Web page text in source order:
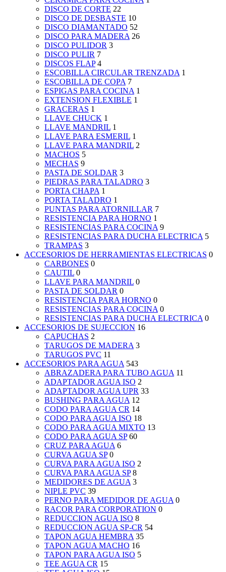
DISCO DE CORTE 22
DISCO DE DESBASTE 10
DISCO DIAMANTADO 52
DISCO PARA MADERA 26
DISCO PULIDOR 3
DISCO PULIR 7
DISCOS FLAP 4
ESCOBILLA CIRCULAR TRENZADA 1
ESCOBILLA DE COPA 7
ESPIGAS PARA COCINA 1
EXTENSION FLEXIBLE 1
GRACERAS 1
LLAVE CHUCK 1
LLAVE MANDRIL 1
LLAVE PARA ESMERIL 1
LLAVE PARA MANDRIL 2
MACHOS 5
MECHAS 9
PASTA DE SOLDAR 3
PIEDRAS PARA TALADRO 3
PORTA CHAPA 1
PORTA TALADRO 1
PUNTAS PARA ATORNILLAR 7
RESISTENCIA PARA HORNO 1
RESISTENCIAS PARA COCINA 9
RESISTENCIAS PARA DUCHA ELECTRICA 5
TRAMPAS 3
ACCESORIOS DE HERRAMIENTAS ELECTRICAS 0
CARBONES 0
CAUTIL 0
LLAVE PARA MANDRIL 0
PASTA DE SOLDAR 0
RESISTENCIA PARA HORNO 0
RESISTENCIAS PARA COCINA 0
RESISTENCIAS PARA DUCHA ELECTRICA 0
ACCESORIOS DE SUJECCION 16
CAPUCHAS 2
TARUGOS DE MADERA 3
TARUGOS PVC 11
ACCESORIOS PARA AGUA 543
ABRAZADERA PARA TUBO AGUA 11
ADAPTADOR AGUA ISO 2
ADAPTADOR AGUA UPR 33
BUSHING PARA AGUA 12
CODO PARA AGUA CR 14
CODO PARA AGUA ISO 18
CODO PARA AGUA MIXTO 13
CODO PARA AGUA SP 60
CRUZ PARA AGUA 6
CURVA AGUA SP 0
CURVA PARA AGUA ISO 2
CURVA PARA AGUA SP 8
MEDIDORES DE AGUA 3
NIPLE PVC 39
PERNO PARA MEDIDOR DE AGUA 0
RACOR PARA CORPORATION 0
REDUCCION AGUA ISO 8
REDUCCION AGUA SP-CR 54
TAPON AGUA HEMBRA 35
TAPON AGUA MACHO 16
TAPON PARA AGUA ISO 5
TEE AGUA CR 15